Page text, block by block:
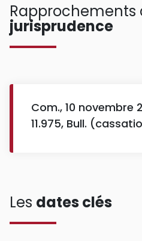
Rapprochements
jurisprudence
Com., 10 novembre
11.975, Bull.
Les dates clés